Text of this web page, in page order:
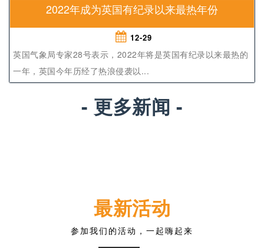
2022年成为英国有纪录以来最热年份
12-29
英国气象局专家28号表示，2022年将是英国有纪录以来最热的
一年，英国今年历经了热浪侵袭以...
- 更多新闻 -
最新活动
参加我们的活动，一起嗨起来